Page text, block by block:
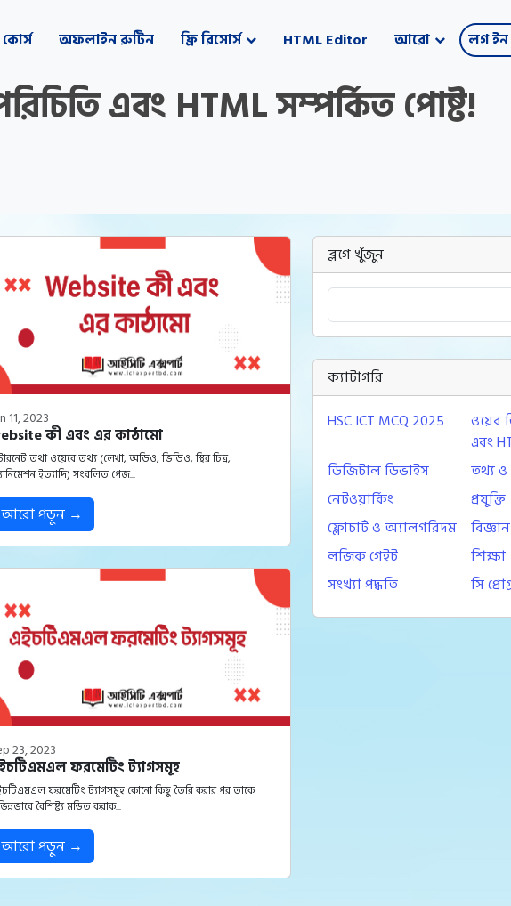
অফলাইন রুটিন ফ্রি রিসোর্স HTML Editor আরো লগ
এবং HTML সম্পর্কিত পোষ্ট!
11, 2023
কী এবং এর কাঠামো
তথা ওয়েবে তথ্য (লেখা, অডিও, ভিডিও, স্থির চিত্র,
ইত্যাদি) সংবলিত পেজ...
আরো পড়ুন →
23, 2023
ফরমেটিং ট্যাগসমূহ
ফরমেটিং ট্যাগসমূহ কোনো কিছু তৈরি করার পর তাকে
বৈশিষ্ট্য মন্ডিত করাক...
আরো পড়ুন →
ব্লগে খুঁজুন
ক্যাটাগরি
HSC ICT MCQ 2025
ওয়েব
এবং
ডিজিটাল ডিভাইস
তথ্য ও
নেটওয়ার্কিং
প্রযুক্তি
ফ্লোচার্ট ও অ্যালগরিদম
বিজ্ঞান
লজিক গেইট
শিক্ষা
সংখ্যা পদ্ধতি
সি